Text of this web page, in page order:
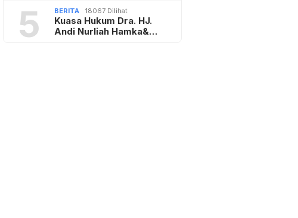
5 BERITA 18067 Dilihat
Kuasa Hukum Dra. HJ.
Andi Nurliah Hamka&…